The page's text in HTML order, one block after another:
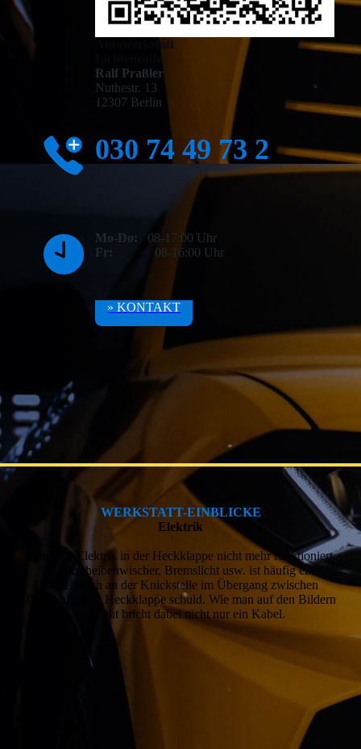
Autowerkstatt
Ralf Praßler
Nuthestr. 13
12307 Berlin
030 74 49 73 2
Mo-Do:
08-17:00 Uhr
Fr: 08-16:00 Uhr
» KONTAKT
WERKSTATT-EINBLICKE
Elektrik
Wenn die Elektrik in der Heckklappe nicht mehr funktioniert.
Heckscheibenwischer, Bremslicht usw. ist häufig ein
Kabelbruch an der Knickstelle im Übergang zwischen
Dachholm und Heckklappe schuld. Wie man auf den Bildern
gut sieht bricht dabei nicht nur ein Kabel.